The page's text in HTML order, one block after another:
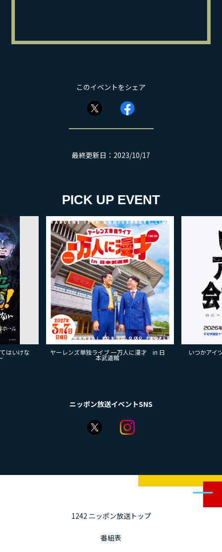
このイベントをシェア
最終更新日：2023/10/17
PICK UP EVENT
はいけな ヤーレンズ単独ライブ 一万人に漫才 in 日
本武道館
いつかアイ
ニッポン放送イベントSNS
1242 ニッポン放送トップ
番組表